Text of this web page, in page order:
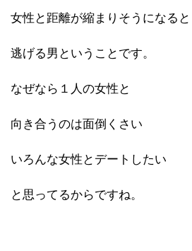
女性と距離が縮まりそうになると
逃げる男ということです。
なぜなら１人の女性と
向き合うのは面倒くさい
いろんな女性とデートしたい
と思ってるからですね。